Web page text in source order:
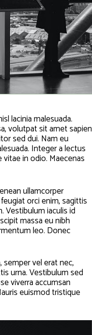
lacinia malesuada.
volutpat sit amet sapien
sed dui. Nam eu
Integer a lectus
in odio. Maecenas
ullamcorper
orci enim, sagittis
Vestibulum iaculis id
massa eu nibh
leo. Donec
semper vel erat nec,
urna. Vestibulum sed
viverra accumsan
euismod tristique